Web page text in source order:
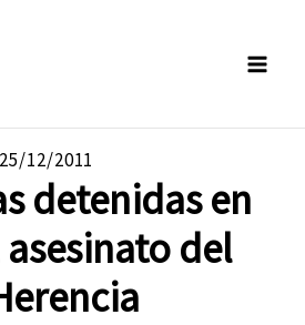
25/12/2011
detenidas en
del